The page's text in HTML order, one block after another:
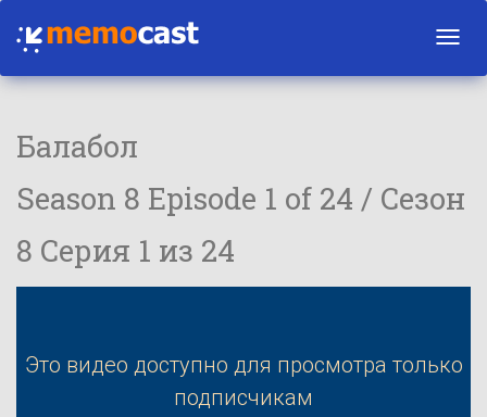
Балабол
Season 8 Episode 1 of 24 / Сезон
8 Серия 1 из 24
Это видео доступно для просмотра только
подписчикам